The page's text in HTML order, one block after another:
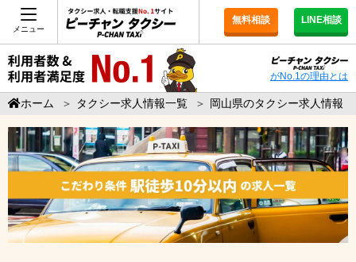
メニュー
無料相談 LINE相談
がNo.1の理由とは
ホーム ＞ タクシー求人情報一覧 ＞ 岡山県のタクシー求人情報